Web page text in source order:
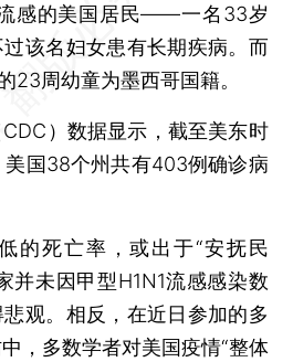
感的美国居民——一名33岁
该名妇女患有长期疾病。而
23周幼童为墨西哥国籍。
）数据显示，截至美东时
美国38个州共有403例确诊病
死亡率，或出于“安抚民
并未因甲型H1N1流感感染数
观。相反，在近日参加的多
，多数学者对美国疫情“整体